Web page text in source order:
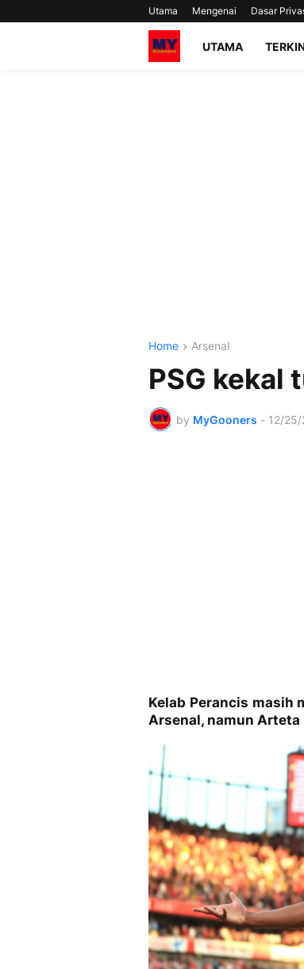
Utama Mengenai Dasar
UTAMA
Home Arsenal
PSG kekal
by MyGooners - 12/25/
Kelab Perancis masih
Arsenal, namun